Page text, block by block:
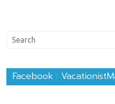
Facebook :